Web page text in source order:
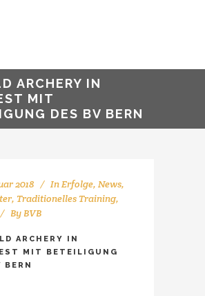
ARCHERY IN
MIT
DES BV BERN
2018 InErfolge, News,
, Traditionelles Training,
By BVB
ARCHERY IN
MIT BETEILIGUNG
BERN